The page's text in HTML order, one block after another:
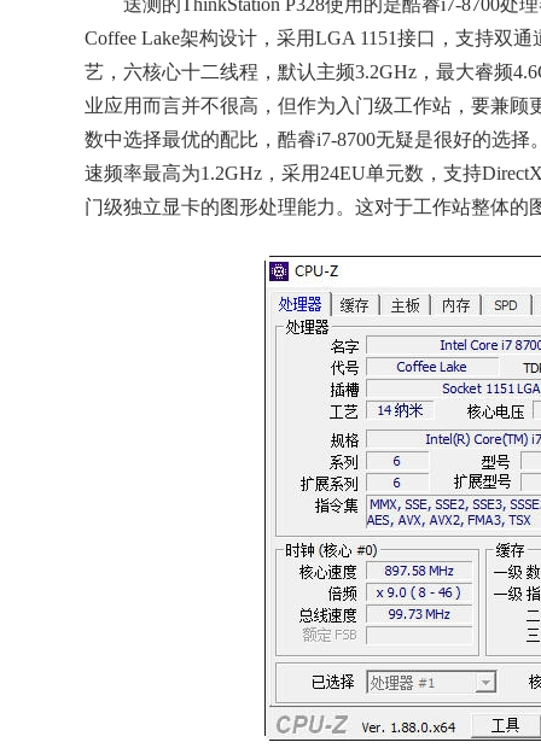
送测的ThinkStation P328使用的是酷睿i7-8700处
Coffee Lake架构设计，采用LGA 1151接口，支持双
艺，六核心十二线程，默认主频3.2GHz，最大睿频
业应用而言并不很高，但作为入门级工作站，要兼
数中选择最优的配比，酷睿i7-8700无疑是很好的选
速频率最高为1.2GHz，采用24EU单元数，支持
门级独立显卡的图形处理能力。这对于工作站整体的